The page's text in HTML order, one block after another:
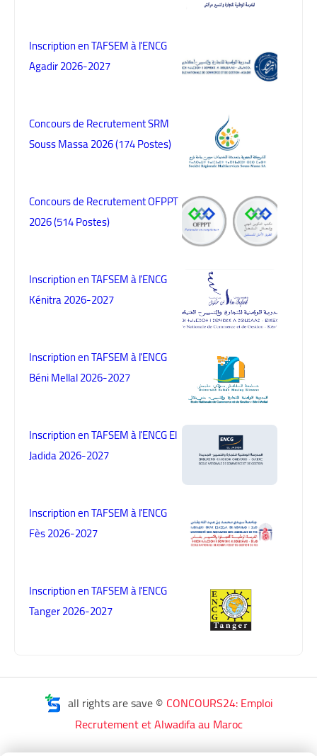
Inscription en TAFSEM à l'ENCG
Agadir 2026-2027
Concours de Recrutement SRM
Souss Massa 2026 (174 Postes)
Concours de Recrutement OFPPT
2026 (514 Postes)
Inscription en TAFSEM à l'ENCG
Kénitra 2026-2027
Inscription en TAFSEM à l'ENCG
Béni Mellal 2026-2027
Inscription en TAFSEM à l'ENCG El
Jadida 2026-2027
Inscription en TAFSEM à l'ENCG
Fès 2026-2027
Inscription en TAFSEM à l'ENCG
Tanger 2026-2027
all rights are save © CONCOURS24: Emploi
Recrutement et Alwadifa au Maroc